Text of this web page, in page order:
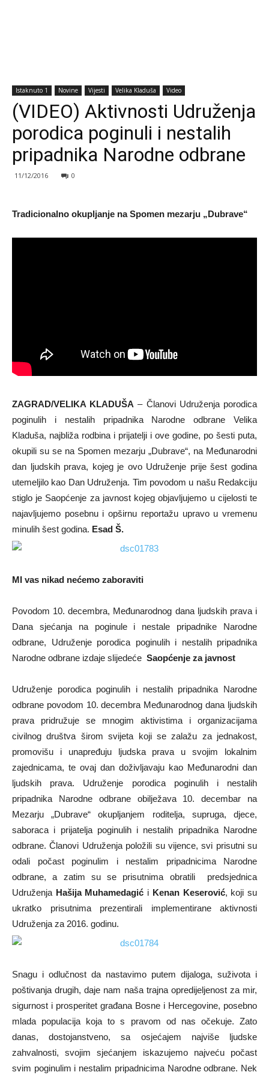
Istaknuto 1 Novine Vijesti Velika Kladuša Video
(VIDEO) Aktivnosti Udruženja
porodica poginuli i nestalih
pripadnika Narodne odbrane
11/12/2016 0
Tradicionalno okupljanje na Spomen mezarju „Dubrave“
ZAGRAD/VELIKA KLADUŠA – Članovi Udruženja porodica
poginulih i nestalih pripadnika Narodne odbrane Velika
Kladuša, najbliža rodbina i prijatelji i ove godine, po šesti puta,
okupili su se na Spomen mezarju „Dubrave“, na Međunarodni
dan ljudskih prava, kojeg je ovo Udruženje prije šest godina
utemeljilo kao Dan Udruženja. Tim povodom u našu Redakciju
stiglo je Saopćenje za javnost kojeg objavljujemo u cijelosti te
najavljujemo posebnu i opširnu reportažu upravo u vremenu
minulih šest godina. Esad Š.
MI vas nikad nećemo zaboraviti
Povodom 10. decembra, Međunarodnog dana ljudskih prava i
Dana sjećanja na poginule i nestale pripadnike Narodne
odbrane, Udruženje porodica poginulih i nestalih pripadnika
Narodne odbrane izdaje slijedeće Saopćenje za javnost
Udruženje porodica poginulih i nestalih pripadnika Narodne
odbrane povodom 10. decembra Međunarodnog dana ljudskih
prava pridružuje se mnogim aktivistima i organizacijama
civilnog društva širom svijeta koji se zalažu za jednakost,
promovišu i unapređuju ljudska prava u svojim lokalnim
zajednicama, te ovaj dan doživljavaju kao Međunarodni dan
ljudskih prava. Udruženje porodica poginulih i nestalih
pripadnika Narodne odbrane obilježava 10. decembar na
Mezarju „Dubrave“ okupljanjem roditelja, supruga, djece,
saboraca i prijatelja poginulih i nestalih pripadnika Narodne
odbrane. Članovi Udruženja položili su vijence, svi prisutni su
odali počast poginulim i nestalim pripadnicima Narodne
odbrane, a zatim su se prisutnima obratili predsjednica
Udruženja Hašija Muhamedagić i Kenan Keserović, koji su
ukratko prisutnima prezentirali implementirane aktivnosti
Udruženja za 2016. godinu.
Snagu i odlučnost da nastavimo putem dijaloga, suživota i
poštivanja drugih, daje nam naša trajna opredijeljenost za mir,
sigurnost i prosperitet građana Bosne i Hercegovine, posebno
mlada populacija koja to s pravom od nas očekuje. Zato
danas, dostojanstveno, sa osjećajem najviše ljudske
zahvalnosti, svojim sjećanjem iskazujemo najveću počast
svim poginulim i nestalim pripadnicima Narodne odbrane. Nek